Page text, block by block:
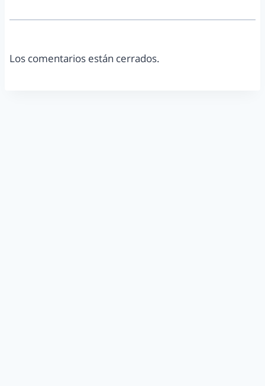
Los comentarios están cerrados.